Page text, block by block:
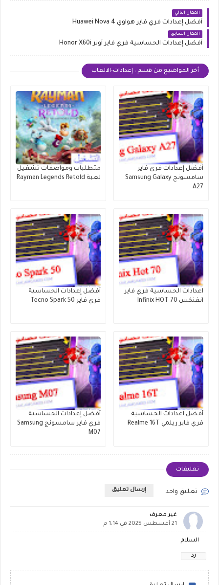
المقال التالي
أفضل إعدادات فري فاير هواوي Huawei Nova 4
المقال السابق
أفضل إعدادات الحساسية فري فاير أونر Honor X60i
أخر المواضيع من قسم : إعدادات-الالعاب
أفضل إعدادات فري فاير
سامسونج Samsung Galaxy
A27
متطلبات ومواصفات تشغيل
لعبة Rayman Legends Retold
اعدادات الحساسية فري فاير
انفنكس Infinix HOT 70
أفضل إعدادات الحساسية
فري فاير Tecno Spark 50
أفضل اعدادات الحساسية
فري فاير ريلمي Realme 16T
أفضل إعدادات الحساسية
فري فاير سامسونج Samsung
M07
تعليقات
تعليق واحد إرسال تعليق
غير معرف
21 أغسطس 2025 في 1:14 م
السلام
رد